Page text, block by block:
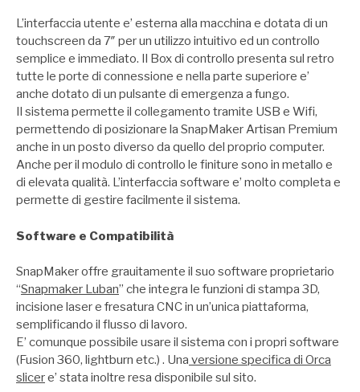
L’interfaccia utente e’ esterna alla macchina e dotata di un
touchscreen da 7″ per un utilizzo intuitivo ed un controllo
semplice e immediato. Il Box di controllo presenta sul retro
tutte le porte di connessione e nella parte superiore e’
anche dotato di un pulsante di emergenza a fungo.
Il sistema permette il collegamento tramite USB e Wifi,
permettendo di posizionare la SnapMaker Artisan Premium
anche in un posto diverso da quello del proprio computer.
Anche per il modulo di controllo le finiture sono in metallo e
di elevata qualità. L’interfaccia software e’ molto completa e
permette di gestire facilmente il sistema.
Software e Compatibilità
SnapMaker offre grauitamente il suo software proprietario
“Snapmaker Luban” che integra le funzioni di stampa 3D,
incisione laser e fresatura CNC in un’unica piattaforma,
semplificando il flusso di lavoro.
E’ comunque possibile usare il sistema con i propri software
(Fusion 360, lightburn etc.) . Una versione specifica di Orca
slicere’ stata inoltre resa disponibile sul sito.